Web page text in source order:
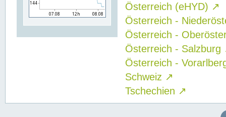
Österreich (eHYD) ↗
Österreich -
Österreich -
Österreich - Salzburg
Österreich -
Schweiz ↗
Tschechien ↗